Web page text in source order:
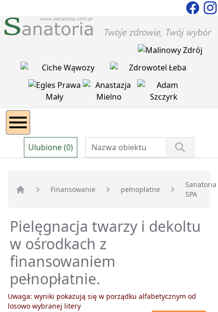
Ulubione (0)
Finansowanie pełnopłatne
Sanatoria
SPA
Pielęgnacja twarzy i dekoltu
w ośrodkach z
finansowaniem
pełnopłatnie.
Uwaga: wyniki pokazują się w porządku alfabetycznym od
losowo wybranej litery